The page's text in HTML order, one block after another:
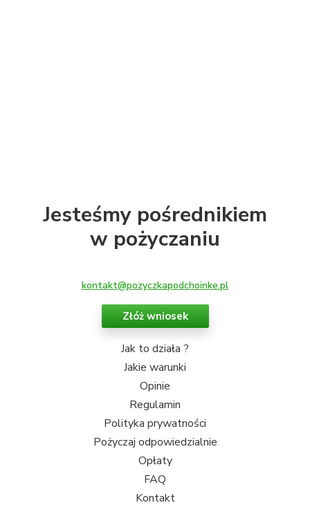
Jesteśmy pośrednikiem
w pożyczaniu
kontakt@pozyczkapodchoinke.pl
Złóż wniosek
Jak to działa ?
Jakie warunki
Opinie
Regulamin
Polityka prywatności
Pożyczaj odpowiedzialnie
Opłaty
FAQ
Kontakt